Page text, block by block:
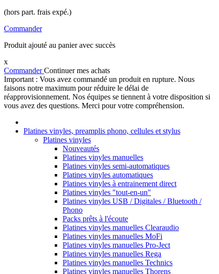
(hors part. frais expé.)
Commander
Produit ajouté au panier avec succès
x
CommanderContinuer mes achats
Important : Vous avez commandé un produit en rupture. Nous
faisons notre maximum pour réduire le délai de
réapprovisionnement. Nos équipes se tiennent à votre disposition si
vous avez des questions. Merci pour votre compréhension.
Platines vinyles, preamplis phono, cellules et stylus
Platines vinyles
Nouveautés
Platines vinyles manuelles
Platines vinyles semi-automatiques
Platines vinyles automatiques
Platines vinyles à entrainement direct
Platines vinyles "tout-en-un"
Platines vinyles USB / Digitales / Bluetooth /
Phono
Packs prêts à l'écoute
Platines vinyles manuelles Clearaudio
Platines vinyles manuelles MoFi
Platines vinyles manuelles Pro-Ject
Platines vinyles manuelles Rega
Platines vinyles manuelles Technics
Platines vinyles manuelles Thorens